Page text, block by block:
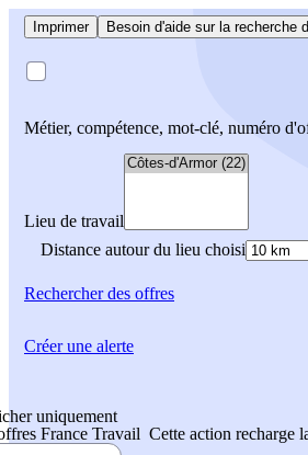
Imprimer Besoin d'aide sur la recherche
Métier, compétence, mot-clé, numéro
Lieu de travail
Distance autour du lieu choisi
Rechercherdes offres
uniquement
France Travail Cette action recharge
Créer une alerte